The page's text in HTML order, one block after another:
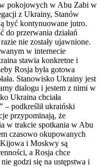
pokojowych w Abu Zabi w
z Ukrainy, Stanów
być kontynuowane jutro.
do przerwania działań
nie zostały ujawnione.
w internecie
stawia konkretne i
Rosja była gotowa
Stanowisko Ukrainy jest
dialogu i jestem z nimi w
Ukraina chciała
– podkreślił ukraiński
przypominają, że
w trakcie spotkania w Abu
czasowo okupowanych
i Moskwy są
a Rosja chce
godzi się na ustępstwa i